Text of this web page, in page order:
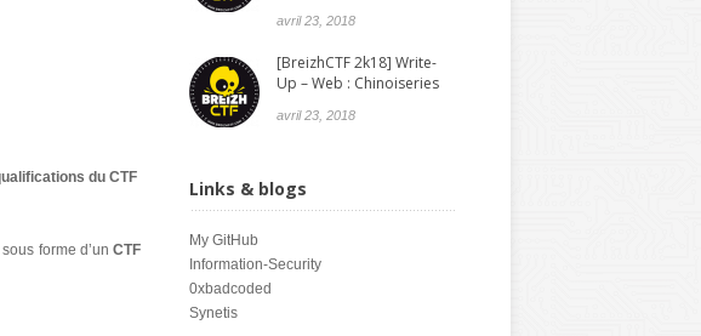
du CTF
sous forme d’unCTF
avril 23, 2018
[BreizhCTF 2k18] Write-
Up – Web : Chinoiseries
avril 23, 2018
Links & blogs
My GitHub
Information-Security
0xbadcoded
Synetis